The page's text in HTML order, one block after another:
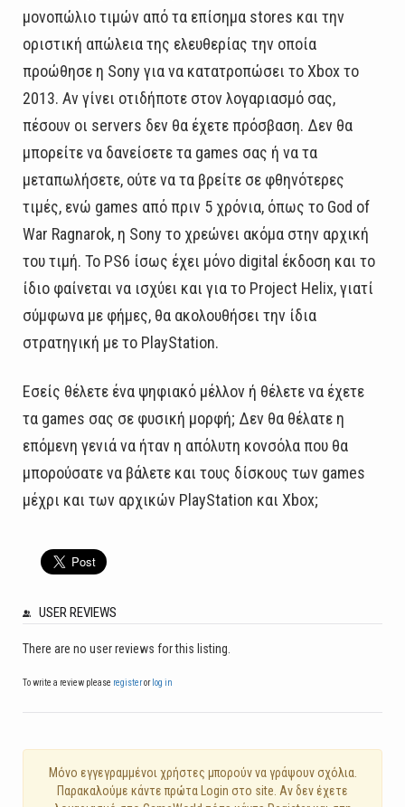
μονοπώλιο τιμών από τα επίσημα stores και την
οριστική απώλεια της ελευθερίας την οποία
προώθησε η Sony για να κατατροπώσει το Xbox το
2013. Αν γίνει οτιδήποτε στον λογαριασμό σας,
πέσουν οι servers δεν θα έχετε πρόσβαση. Δεν θα
μπορείτε να δανείσετε τα games σας ή να τα
μεταπωλήσετε, ούτε να τα βρείτε σε φθηνότερες
τιμές, ενώ games από πριν 5 χρόνια, όπως το God of
War Ragnarok, η Sony το χρεώνει ακόμα στην αρχική
του τιμή. Το PS6 ίσως έχει μόνο digital έκδοση και το
ίδιο φαίνεται να ισχύει και για το Project Helix, γιατί
σύμφωνα με φήμες, θα ακολουθήσει την ίδια
στρατηγική με το PlayStation.
Εσείς θέλετε ένα ψηφιακό μέλλον ή θέλετε να έχετε
τα games σας σε φυσική μορφή; Δεν θα θέλατε η
επόμενη γενιά να ήταν η απόλυτη κονσόλα που θα
μπορούσατε να βάλετε και τους δίσκους των games
μέχρι και των αρχικών PlayStation και Xbox;
USER REVIEWS
There are no user reviews for this listing.
To write a review please registeror log in
Mόνο εγγεγραμμένοι χρήστες μπορούν να γράψουν σχόλια.
Παρακαλούμε κάντε πρώτα Login στο site. Αν δεν έχετε